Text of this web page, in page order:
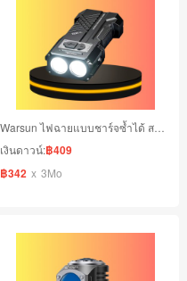
เงินดาวน์:฿409
฿342 x 3Mo